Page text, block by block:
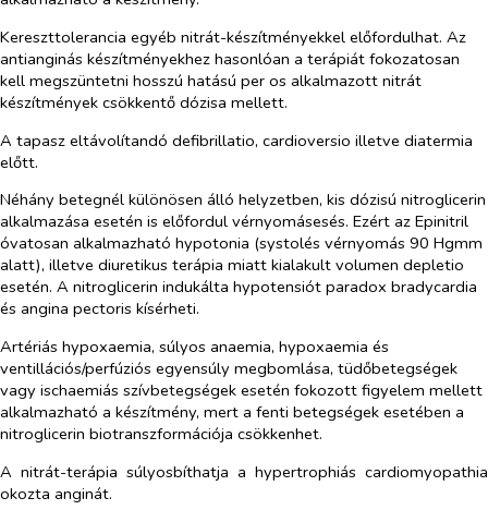
Kereszttolerancia egyéb nitrát-készítményekkel előfordulhat. Az
antianginás készítményekhez hasonlóan a terápiát fokozatosan
kell megszüntetni hosszú hatású per os alkalmazott nitrát
készítmények csökkentő dózisa mellett.
A tapasz eltávolítandó defibrillatio, cardioversio illetve diatermia
előtt.
Néhány betegnél különösen álló helyzetben, kis dózisú nitroglicerin
alkalmazása esetén is előfordul vérnyomásesés. Ezért az Epinitril
óvatosan alkalmazható hypotonia (systolés vérnyomás 90 Hgmm
alatt), illetve diuretikus terápia miatt kialakult volumen depletio
esetén. A nitroglicerin indukálta hypotensiót paradox bradycardia
és angina pectoris kísérheti.
Artériás hypoxaemia, súlyos anaemia, hypoxaemia és
ventillációs/perfúziós egyensúly megbomlása, tüdőbetegségek
vagy ischaemiás szívbetegségek esetén fokozott figyelem mellett
alkalmazható a készítmény, mert a fenti betegségek esetében a
nitroglicerin biotranszformációja csökkenhet.
A nitrát-terápia súlyosbíthatja a hypertrophiás cardiomyopathia
okozta anginát.